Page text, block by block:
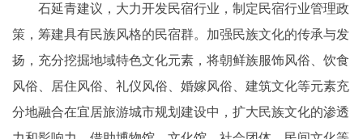
石延青建议，大力开发民宿行业，制定民宿行业管理政
策，筹建具有民族风格的民宿群。加强民族文化的传承与发
扬，充分挖掘地域特色文化元素，将朝鲜族服饰风俗、饮食
风俗、居住风俗、礼仪风俗、婚嫁风俗、建筑文化等元素充
分地融合在宜居旅游城市规划建设中，扩大民族文化的渗透